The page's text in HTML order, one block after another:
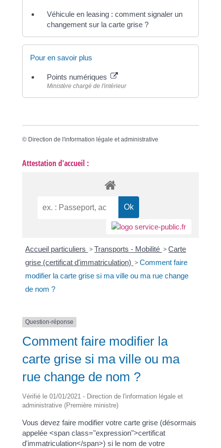
Véhicule en leasing : comment signaler un
changement sur la carte grise ?
Pour en savoir plus
Points numériques
Ministère chargé de l'intérieur
© Direction de l'information légale et administrative
Attestation d'accueil :
Accueil particuliers >Transports - Mobilité >Carte
grise (certificat d'immatriculation) >Comment faire
modifier la carte grise si ma ville ou ma rue change
de nom ?
Question-réponse
Comment faire modifier la
carte grise si ma ville ou ma
rue change de nom ?
Vérifié le 01/01/2021 - Direction de l'information légale et
administrative (Première ministre)
Vous devez faire modifier votre carte grise (désormais
appelée <span class="expression">certificat
d'immatriculation</span>) si le nom de votre